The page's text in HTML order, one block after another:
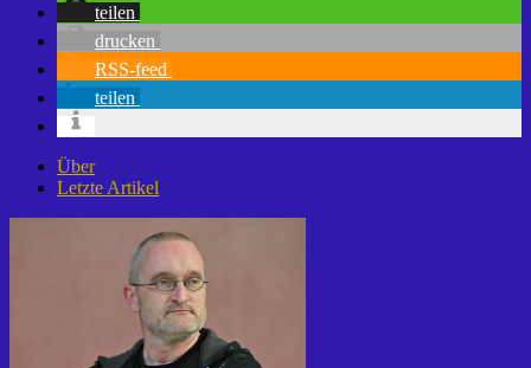
teilen
drucken
RSS-feed
teilen
Über
Letzte Artikel